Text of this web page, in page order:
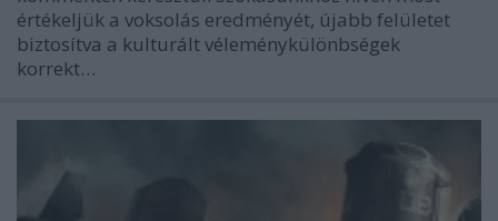
értékeljük a voksolás eredményét, újabb felületet
biztosítva a kulturált véleménykülönbségek
korrekt…